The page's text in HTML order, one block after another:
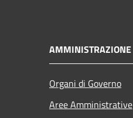
AMMINISTRAZIONE
Organi di Governo
Aree Amministrative